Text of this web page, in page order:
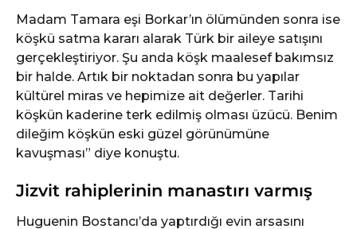
Madam Tamara eşi Borkar’ın ölümünden sonra ise
köşkü satma kararı alarak Türk bir aileye satışını
gerçekleştiriyor. Şu anda köşk maalesef bakımsız
bir halde. Artık bir noktadan sonra bu yapılar
kültürel miras ve hepimize ait değerler. Tarihi
köşkün kaderine terk edilmiş olması üzücü. Benim
dileğim köşkün eski güzel görünümüne
kavuşması” diye konuştu.
Jizvit rahiplerinin manastırı varmış
Huguenin Bostancı’da yaptırdığı evin arsasını